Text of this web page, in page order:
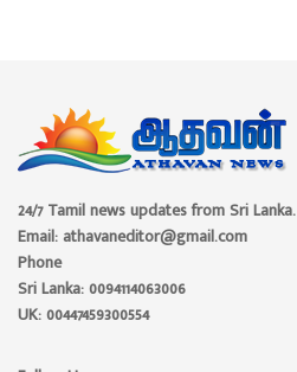
24/7 Tamil news updates from Sri Lanka.
Email: athavaneditor@gmail.com
Phone
Sri Lanka: 0094114063006
UK: 00447459300554